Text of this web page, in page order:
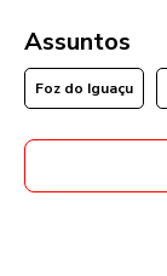
Assuntos
Foz do Iguaçu